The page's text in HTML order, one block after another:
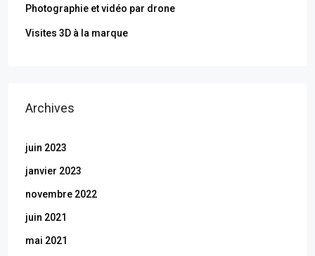
Photographie et vidéo par drone
Visites 3D à la marque
Archives
juin 2023
janvier 2023
novembre 2022
juin 2021
mai 2021